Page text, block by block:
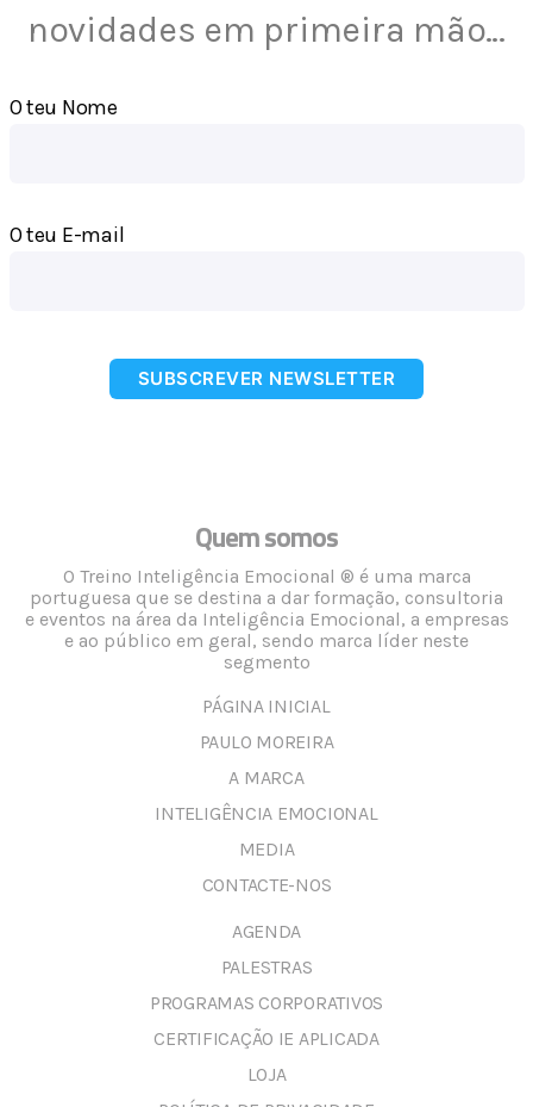
novidades em primeira mão…
O teu Nome
O teu E-mail
SUBSCREVER NEWSLETTER
Quem somos
O Treino Inteligência Emocional ® é uma marca
portuguesa que se destina a dar formação, consultoria
e eventos na área da Inteligência Emocional, a empresas
e ao público em geral, sendo marca líder neste
segmento
PÁGINA INICIAL
PAULO MOREIRA
A MARCA
INTELIGÊNCIA EMOCIONAL
MEDIA
CONTACTE-NOS
AGENDA
PALESTRAS
PROGRAMAS CORPORATIVOS
CERTIFICAÇÃO IE APLICADA
LOJA